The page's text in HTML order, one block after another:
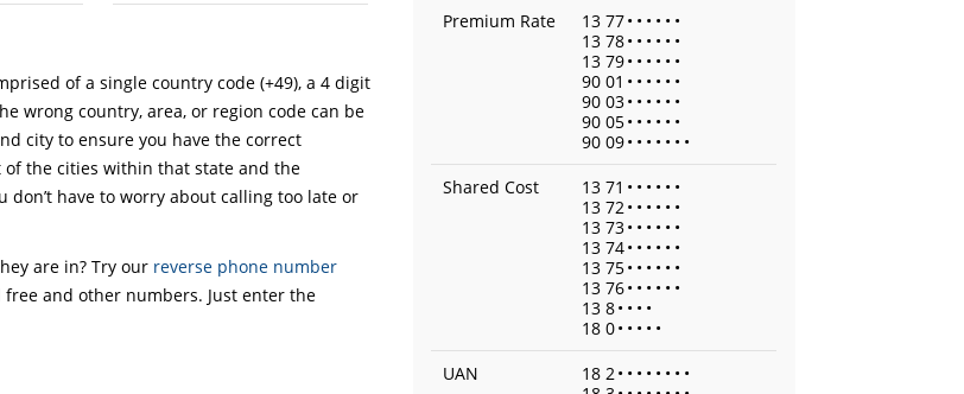
of a single country code (+49), a 4 digit
wrong country, area, or region code can be
city to ensure you have the correct
the cities within that state and the
don’t have to worry about calling too late or
are in? Try our reverse phone number
and other numbers. Just enter the
Premium Rate
13 77• • • • • •
13 78• • • • • •
13 79• • • • • •
90 01 • • • • • •
90 03• • • • • •
90 05• • • • • •
90 09• • • • • • •
Shared Cost
13 71 • • • • • •
13 72• • • • • •
13 73• • • • • •
13 74• • • • • •
13 75• • • • • •
13 76• • • • • •
13 8• • • •
18 0• • • • •
UAN
18 2• • • • • • • •